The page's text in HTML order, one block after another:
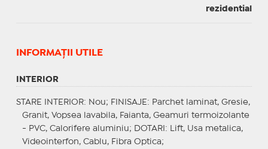
rezidential
INFORMAŢII UTILE
INTERIOR
STARE INTERIOR: Nou; FINISAJE : Parchet laminat, Gresie,
Granit, Vopsea lavabila, Faianta, Geamuri termoizolante
- PVC, Calorifere aluminiu;
DOTARI : Lift, Usa metalica,
Videointerfon, Cablu, Fibra Optica;